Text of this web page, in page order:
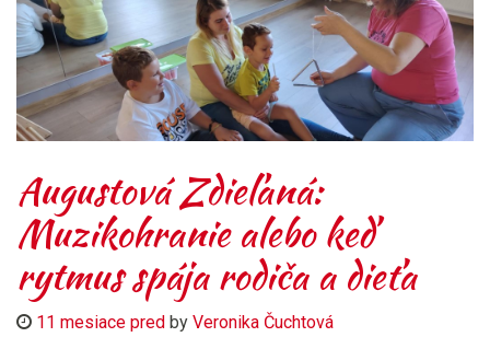
Augustová Zdieľaná:
Muzikohranie alebo keď
rytmus spája rodiča a dieťa
11 mesiace pred by Veronika Čuchtová